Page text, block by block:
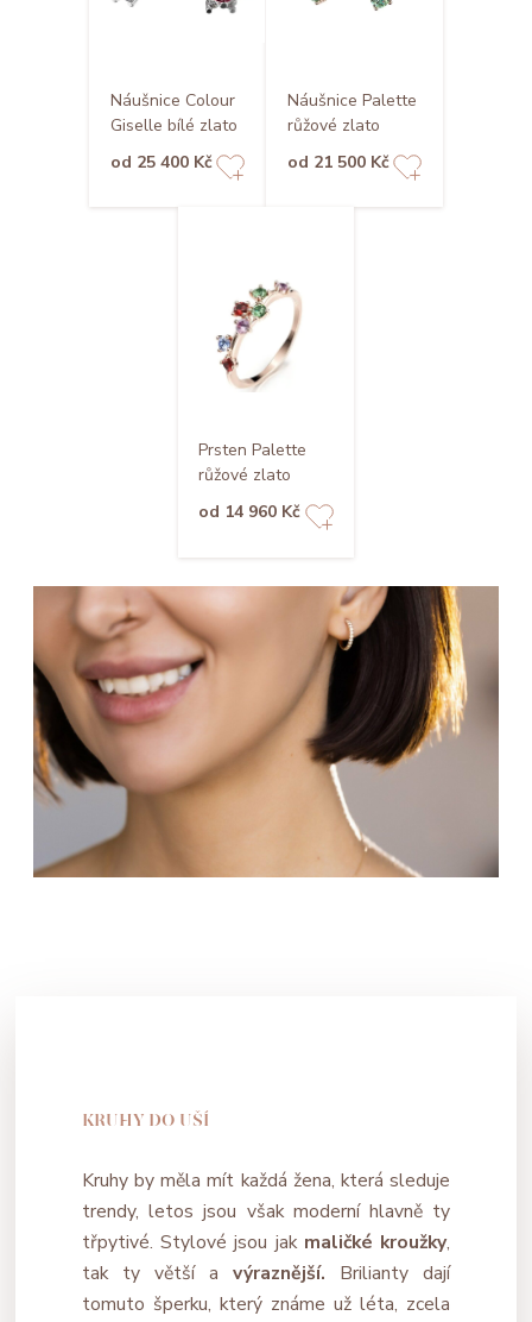
Náušnice Colour
Giselle bílé zlato
od 25 400 Kč
Náušnice Palette
růžové zlato
od 21 500 Kč
Prsten Palette
růžové zlato
od 14 960 Kč
KRUHY DO UŠÍ
Kruhy by měla mít každá žena, která sleduje
trendy, letos jsou však moderní hlavně ty
třpytivé. Stylové jsou jak maličké kroužky,
tak ty větší a výraznější. Brilianty dají
tomuto šperku, který známe už léta, zcela